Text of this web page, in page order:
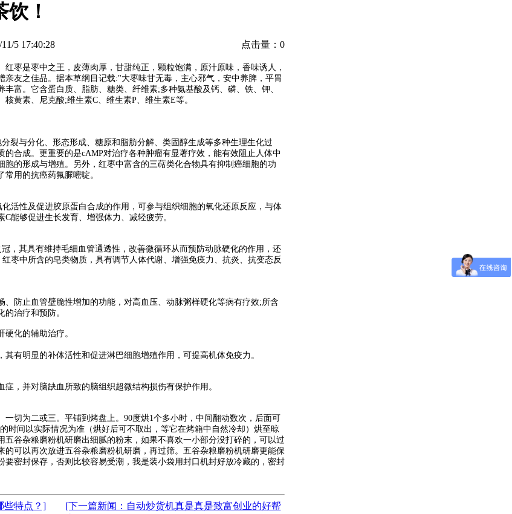
！
5 17:40:28 点击量：0
枣是枣中之王，皮薄肉厚，甘甜纯正，颗粒饱满，原汁原味，香味诱人，
亲友之佳品。据本草纲目记载:"大枣味甘无毒，主心邪气，安中养脾，平胃
富。它含蛋白质、脂肪、糖类、纤维素;多种氨基酸及钙、磷、铁、钾、
黄素、尼克酸;维生素C、维生素P、维生素E等。
裂与分化、形态形成、糖原和脂肪分解、类固醇生成等多种生理生化过
的合成。更重要的是cAMP对治疗各种肿瘤有显著疗效，能有效阻止人体中
胞的形成与增殖。另外，红枣中富含的三萜类化合物具有抑制癌细胞的功
用的抗癌药氟脲嘧啶。
活性及促进胶原蛋白合成的作用，可参与组织细胞的氧化还原反应，与体
能够促进生长发育、增强体力、减轻疲劳。
，其具有维持毛细血管通透性，改善微循环从而预防动脉硬化的作用，还
枣中所含的皂类物质，具有调节人体代谢、增强免疫力、抗炎、抗变态反
、防止血管壁脆性增加的功能，对高血压、动脉粥样硬化等病有疗效;所含
治疗和预防。
化的辅助治疗。
有明显的补体活性和促进淋巴细胞增殖作用，可提高机体免疫力。
，并对脑缺血所致的脑组织超微结构损伤有保护作用。
一切为二或三。平铺到烤盘上。90度烘1个多小时，中间翻动数次，后面可
时间以实际情况为准（烘好后可不取出，等它在烤箱中自然冷却）烘至晾
五谷杂粮磨粉机研磨出细腻的粉末，如果不喜欢一小部分没打碎的，可以过
的可以再次放进五谷杂粮磨粉机研磨，再过筛。五谷杂粮磨粉机研磨更能保
要密封保存，否则比较容易受潮，我是装小袋用封口机封好放冷藏的，密封
些特点？]
[下一篇新闻：自动炒货机真是真是致富创业的好帮